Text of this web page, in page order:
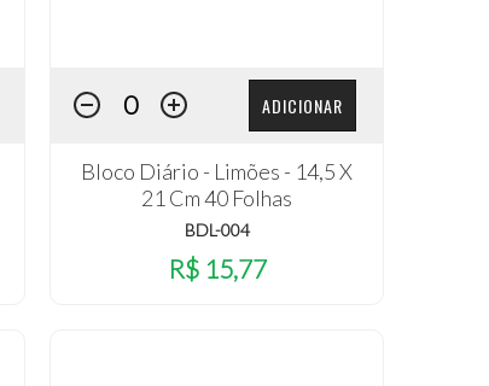
ADICIONAR
Bloco Diário - Limões - 14,5 X
21 Cm 40 Folhas
BDL-004
R$ 15,77